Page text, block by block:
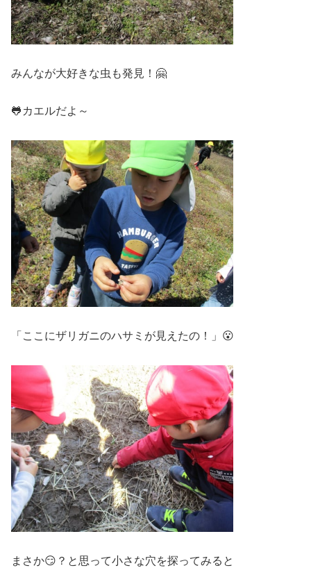
みんなが大好きな虫も発見！🤗
🐸カエルだよ～
「ここにザリガニのハサミが見えたの！」😮
まさか😏？と思って小さな穴を探ってみると